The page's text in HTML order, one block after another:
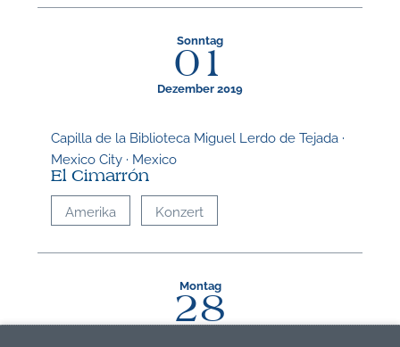
Sonntag
01
Dezember 2019
Capilla de la Biblioteca Miguel Lerdo de Tejada ·
Mexico City · Mexico
El Cimarrón
Amerika Konzert
Montag
28